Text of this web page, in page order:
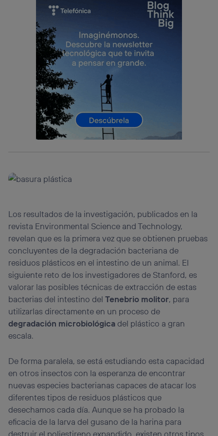
Los resultados de la investigación, publicados en la
revista Environmental Science and Technology,
revelan que es la primera vez que se obtienen pruebas
concluyentes de la degradación bacteriana de
residuos plásticos en el intestino de un animal. El
siguiente reto de los investigadores de Stanford, es
valorar las posibles técnicas de extracción de estas
bacterias del intestino delTenebrio molitor, para
utilizarlas directamente en un proceso de
degradación microbiológicadel plástico a gran
escala.
De forma paralela, se está estudiando esta capacidad
en otros insectos con la esperanza de encontrar
nuevas especies bacterianas capaces de atacar los
diferentes tipos de residuos plásticos que
desechamos cada día. Aunque se ha probado la
eficacia de la larva del gusano de la harina para
destruir el poliestireno expandido, existen otros tipos
lo que cualquier persona que conecte su dispositivo y
consienta el uso de la tecnología recibirá el mismo
identificador. Típicamente:
Si utilizas unaconexión de banda ancha
el marketing o análisis se realizará en función de las
actividades de navegación de los miembros del hogar
que hayan dado su consentimiento.
Si utilizasdatos móviles, el marketing será más
personalizado, ya que se basará únicamente en la
navegación del usuario del móvil.
Puedes gestionar los consentimientos Utiq seleccionando
“Administrar Utiq” en la parte inferior de esta página web o
visitando el portal de privacidad de Utiq
(“consenthub”)
. Para más información, consulta
la política de privacidad de Utiq.